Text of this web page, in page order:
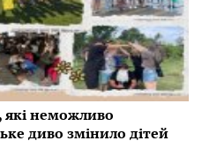
які неможливо
диво змінило дітей